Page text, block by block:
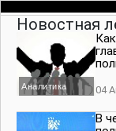
Новостная
Аналитика 04
В